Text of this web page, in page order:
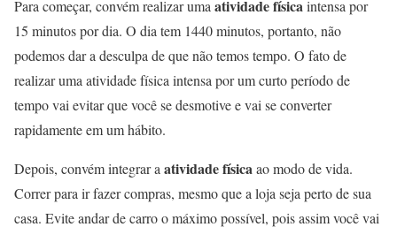
Para começar, convém realizar uma atividade físicaintensa por
15 minutos por dia. O dia tem 1440 minutos, portanto, não
podemos dar a desculpa de que não temos tempo. O fato de
realizar uma atividade física intensa por um curto período de
tempo vai evitar que você se desmotive e vai se converter
rapidamente em um hábito.
Depois, convém integrar a atividade físicaao modo de vida.
Correr para ir fazer compras, mesmo que a loja seja perto de sua
casa. Evite andar de carro o máximo possível, pois assim você vai